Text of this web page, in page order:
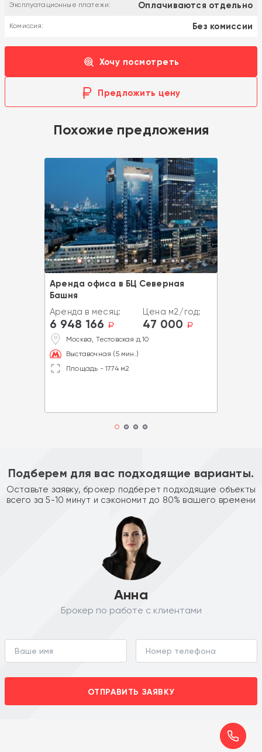
Эксплуатационные платежи: Оплачиваются отдельно
Комиссия: Без комиссии
Хочу посмотреть
Предложить цену
Похожие предложения
Аренда офиса в БЦ Северная
Башня
Аренда в месяц:
6 948 166 a
Цена м2/год:
47 000 a
Москва, Тестовская д.10
Выставочная (5 мин.)
Площадь - 1774 м2
Подберем для вас подходящие варианты.
Оставьте заявку, брокер подберет подходящие объекты
всего за 5-10 минут и сэкономит до 80% вашего времени
Анна
Брокер по работе с клиентами
ОТПРАВИТЬ ЗАЯВКУ